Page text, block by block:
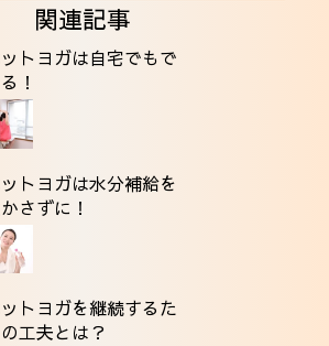
関連記事
トヨガは自宅でもで
！
トヨガは水分補給を
さずに！
トヨガを継続するた
工夫とは？